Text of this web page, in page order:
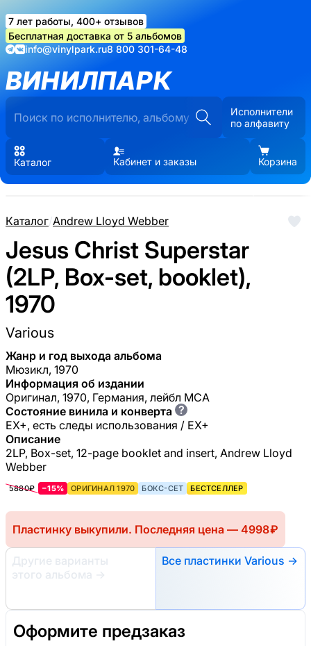
7 лет работы, 400+ отзывов
Бесплатная доставка от 5 альбомов
info@vinylpark.ru8 800 301-64-48
ВИНИЛПАРК
Исполнители
по алфавиту
Каталог Кабинет и заказы Корзина
Каталог/Andrew Lloyd Webber
Jesus Christ Superstar
(2LP, Box-set, booklet),
1970
Various
Жанр и год выхода альбома
Мюзикл, 1970
Информация об издании
Оригинал, 1970, Германия, лейбл MCA
Состояние винила и конверта ?
EX+, есть следы использования / EX+
Описание
2LP, Box-set, 12-page booklet and insert, Andrew Lloyd
Webber
5880₽ −15% ОРИГИНАЛ 1970 БОКС-СЕТ БЕСТСЕЛЛЕР
Пластинку выкупили. Последняя цена — 4998 ₽
Другие варианты
этого альбома
→
Все пластинки Various →
Оформите предзаказ